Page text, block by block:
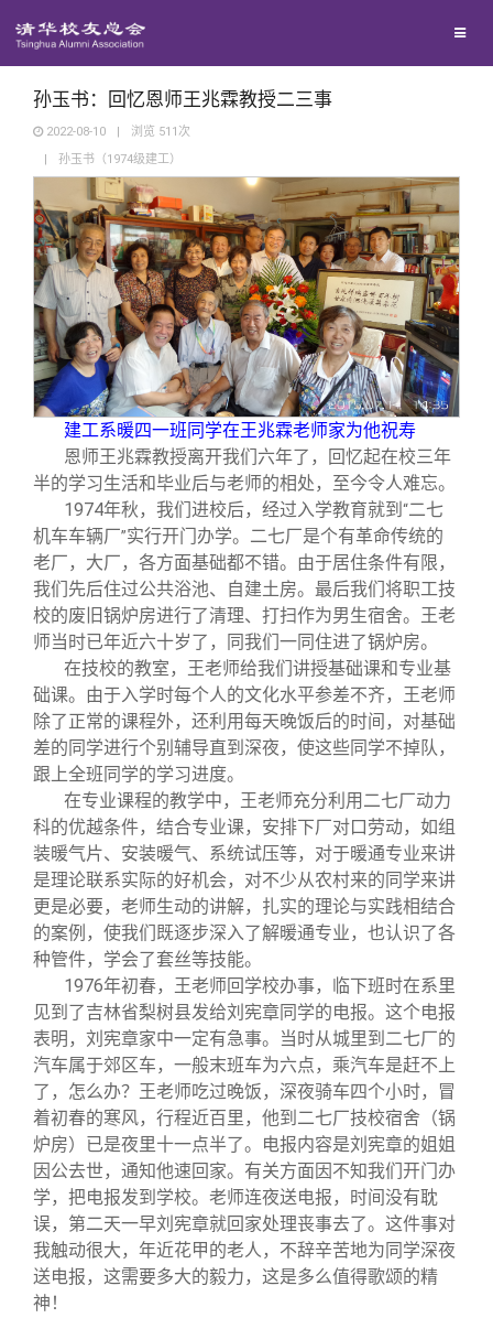
西南联大校友会
义工计划
新媒体平台
青春风采
校友讲坛
校友视界
校友服务
终身学习
信息化服务
三创大赛
实用信息
校友总会
总会简介
会长致辞
总会章程
理事会名单
制度法规
联系我们
关闭
孙玉书：回忆恩师王兆霖教授二三事
2022-08-10 | 浏览 511 次
|
孙玉书（1974级建工）
建工系暖四一班同学在王兆霖老师家为他祝寿
恩师王兆霖教授离开我们六年了，回忆起在校三年
半的学习生活和毕业后与老师的相处，至今令人难忘。
1974年秋，我们进校后，经过入学教育就到 “二七
机车车辆厂”实行开门办学。二七厂是个有革命传统的
老厂，大厂，各方面基础都不错。由于居住条件有限，
我们先后住过公共浴池、自建土房。最后我们将职工技
校的废旧锅炉房进行了清理、打扫作为男生宿舍。王老
师当时已年近六十岁了，同我们一同住进了锅炉房。
在技校的教室，王老师给我们讲授基础课和专业基
础课。由于入学时每个人的文化水平参差不齐，王老师
除了正常的课程外，还利用每天晚饭后的时间，对基础
差的同学进行个别辅导直到深夜，使这些同学不掉队，
跟上全班同学的学习进度。
在专业课程的教学中，王老师充分利用二七厂动力
科的优越条件，结合专业课，安排下厂对口劳动，如组
装暖气片、安装暖气、系统试压等，对于暖通专业来讲
是理论联系实际的好机会，对不少从农村来的同学来讲
更是必要，老师生动的讲解，扎实的理论与实践相结合
的案例，使我们既逐步深入了解暖通专业，也认识了各
种管件，学会了套丝等技能。
1976年初春，王老师回学校办事，临下班时在系里
见到了吉林省梨树县发给刘宪章同学的电报。这个电报
表明，刘宪章家中一定有急事。当时从城里到二七厂的
汽车属于郊区车，一般末班车为六点，乘汽车是赶不上
了，怎么办？王老师吃过晚饭，深夜骑车四个小时，冒
着初春的寒风，行程近百里，他到二七厂技校宿舍（锅
炉房）已是夜里十一点半了。电报内容是刘宪章的姐姐
因公去世，通知他速回家。有关方面因不知我们开门办
学，把电报发到学校。老师连夜送电报，时间没有耽
误，第二天一早刘宪章就回家处理丧事去了。这件事对
我触动很大，年近花甲的老人，不辞辛苦地为同学深夜
送电报，这需要多大的毅力，这是多么值得歌颂的精
神！